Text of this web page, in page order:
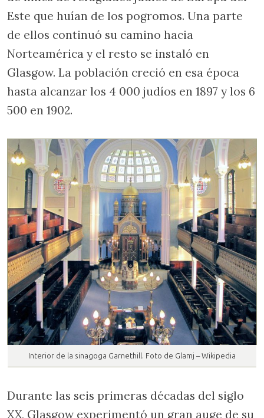
Este que huían de los pogromos. Una parte
de ellos continuó su camino hacia
Norteamérica y el resto se instaló en
Glasgow. La población creció en esa época
hasta alcanzar los 4 000 judíos en 1897 y los 6
500 en 1902.
Interior de la sinagoga Garnethill. Foto de Glamj – Wikipedia
Durante las seis primeras décadas del siglo
XX, Glasgow experimentó un gran auge de su